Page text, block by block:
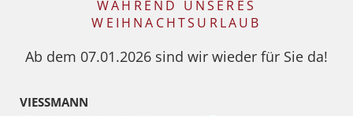
WÄHREND UNSERES
WEIHNACHTSURLAUB
Ab dem 07.01.2026 sind wir wieder für Sie da!
VIESSMANN